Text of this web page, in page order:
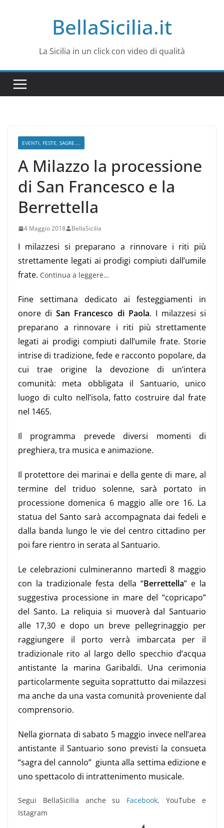
BellaSicilia.it
La Sicilia in un click con video di qualità
EVENTI, FESTE, SAGRE....
A Milazzo la processione
di San Francesco e la
Berrettella
4 Maggio 2018 BellaSicilia
I milazzesi si preparano a rinnovare i riti più
strettamente legati ai prodigi compiuti dall’umile
frate. Continua a leggere…
Fine settimana dedicato ai festeggiamenti in
onore di San Francesco di Paola. I milazzesi si
preparano a rinnovare i riti più strettamente
legati ai prodigi compiuti dall’umile frate. Storie
intrise di tradizione, fede e racconto popolare, da
cui trae origine la devozione di un’intera
comunità: meta obbligata il Santuario, unico
luogo di culto nell’isola, fatto costruire dal frate
nel 1465.
Il programma prevede diversi momenti di
preghiera, tra musica e animazione.
Il protettore dei marinai e della gente di mare, al
termine del triduo solenne, sarà portato in
processione domenica 6 maggio alle ore 16. La
statua del Santo sarà accompagnata dai fedeli e
dalla banda lungo le vie del centro cittadino per
poi fare rientro in serata al Santuario.
Le celebrazioni culmineranno martedì 8 maggio
con la tradizionale festa della “Berrettella” e la
suggestiva processione in mare del “copricapo”
del Santo. La reliquia si muoverà dal Santuario
alle 17,30 e dopo un breve pellegrinaggio per
raggiungere il porto verrà imbarcata per il
tradizionale rito al largo dello specchio d’acqua
antistante la marina Garibaldi. Una cerimonia
particolarmente seguita soprattutto dai milazzesi
ma anche da una vasta comunità proveniente dal
comprensorio.
Nella giornata di sabato 5 maggio invece nell’area
antistante il Santuario sono previsti la consueta
“sagra del cannolo” giunta alla settima edizione e
uno spettacolo di intrattenimento musicale.
Segui BellaSicilia anche su Facebook, YouTube e
Istagram